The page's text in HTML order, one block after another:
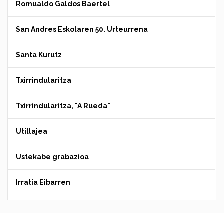
Romualdo Galdos Baertel
San Andres Eskolaren 50. Urteurrena
Santa Kurutz
Txirrindularitza
Txirrindularitza, "A Rueda"
Utillajea
Ustekabe grabazioa
Irratia Eibarren